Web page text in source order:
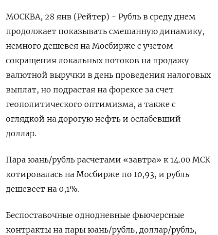
МОСКВА, 28 янв (Рейтер) - Рубль в среду днем
продолжает показывать смешанную динамику,
немного дешевея на Мосбирже с учетом
сокращения локальных потоков на продажу
валютной выручки в день проведения налоговых
выплат, но подрастая на форексе за счет
геополитического оптимизма, а также с
оглядкой на ⁠дорогую нефть и ослабевший
доллар.
Пара юань/рубль расчетами «завтра» к 14.00 МСК
котировалась на Мосбирже по 10,93, и рубль
дешевеет на 0,1%.
Беспоставочные однодневные фьючерсные
контракты на пары юань/рубль, доллар/рубль,